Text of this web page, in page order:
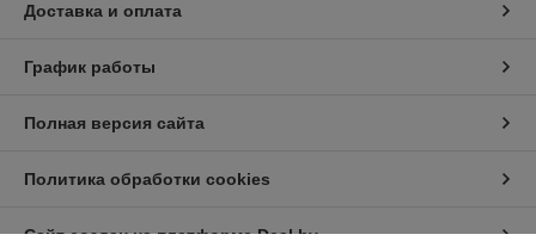
Доставка и оплата
График работы
Полная версия сайта
Политика обработки cookies
Сайт создан на платформе Deal.by